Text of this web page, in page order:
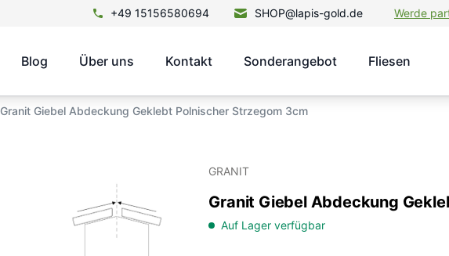
+49 15156580694 SHOP@lapis-gold.de Werde
Blog Über uns Kontakt Sonderangebot Fliesen
Granit Giebel Abdeckung Geklebt Polnischer Strzegom 3cm
GRANIT
Granit Giebel Abdeckung
Auf Lager verfügbar